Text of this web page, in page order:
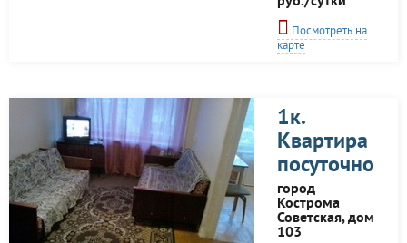
Посмотреть на
карте
1к.
Квартира
посуточно
город
Кострома
Советская, дом
103